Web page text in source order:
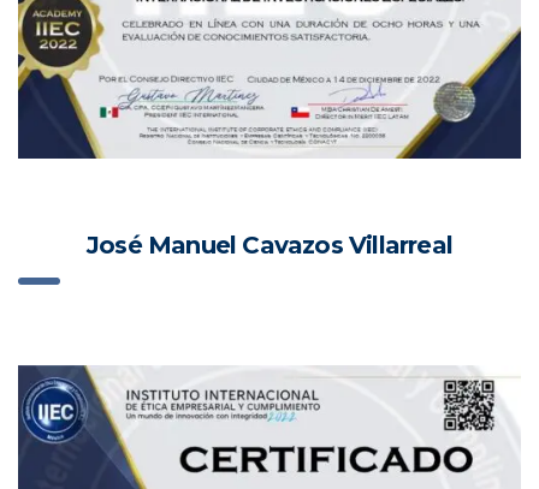
José Manuel Cavazos Villarreal